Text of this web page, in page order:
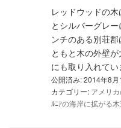
レッドウッドの
とシルバーグレ
ンチのある別荘
ともと木の外壁
にも取り入れて
公開済み: 2014年8月
カテゴリー: アメリ
ﾙﾆｱの海岸に拡がる木